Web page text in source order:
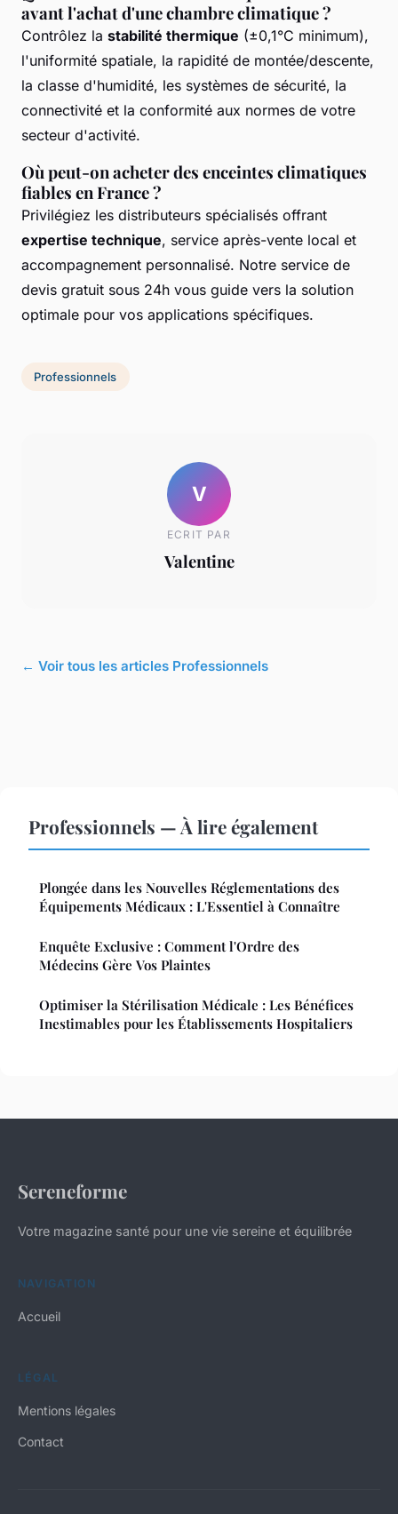
avant l'achat d'une chambre climatique ?
Contrôlez la stabilité thermique (±0,1°C minimum),
l'uniformité spatiale, la rapidité de montée/descente,
la classe d'humidité, les systèmes de sécurité, la
connectivité et la conformité aux normes de votre
secteur d'activité.
Où peut-on acheter des enceintes climatiques
fiables en France ?
Privilégiez les distributeurs spécialisés offrant
expertise technique, service après-vente local et
accompagnement personnalisé. Notre service de
devis gratuit sous 24h vous guide vers la solution
optimale pour vos applications spécifiques.
Professionnels
V
ECRIT PAR
Valentine
← Voir tous les articles Professionnels
Professionnels — À lire également
Plongée dans les Nouvelles Réglementations des
Équipements Médicaux : L'Essentiel à Connaître
Enquête Exclusive : Comment l'Ordre des
Médecins Gère Vos Plaintes
Optimiser la Stérilisation Médicale : Les Bénéfices
Inestimables pour les Établissements Hospitaliers
Sereneforme
Votre magazine santé pour une vie sereine et équilibrée
NAVIGATION
Accueil
LÉGAL
Mentions légales
Contact